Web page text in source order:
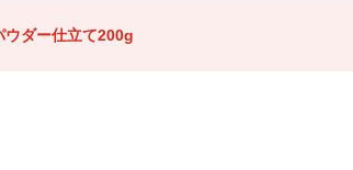
ウダー仕立て200g